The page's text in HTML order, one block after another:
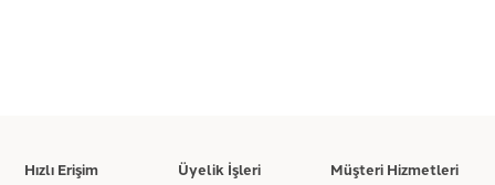
Hızlı Erişim Üyelik İşleri Müşteri Hizmetleri